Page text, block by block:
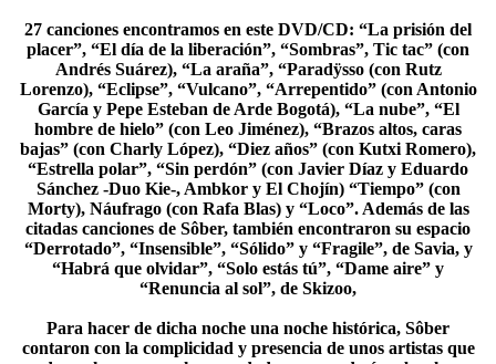
27 canciones encontramos en este DVD/CD: “La prisión del
placer”, “El día de la liberación”, “Sombras”, Tic tac” (con
Andrés Suárez), “La araña”, “Paradÿsso (con Rutz
Lorenzo), “Eclipse”, “Vulcano”, “Arrepentido” (con Antonio
García y Pepe Esteban de Arde Bogotá), “La nube”, “El
hombre de hielo” (con Leo Jiménez), “Brazos altos, caras
bajas” (con Charly López), “Diez años” (con Kutxi Romero),
“Estrella polar”, “Sin perdón” (con Javier Díaz y Eduardo
Sánchez -Duo Kie-, Ambkor y El Chojín) “Tiempo” (con
Morty), Náufrago (con Rafa Blas) y “Loco”. Además de las
citadas canciones de Sôber, también encontraron su espacio
“Derrotado”, “Insensible”, “Sólido” y “Fragile”, de Savia, y
“Habrá que olvidar”, “Solo estás tú”, “Dame aire” y
“Renuncia al sol”, de Skizoo,
Para hacer de dicha noche una noche histórica, Sôber
contaron con la complicidad y presencia de unos artistas que